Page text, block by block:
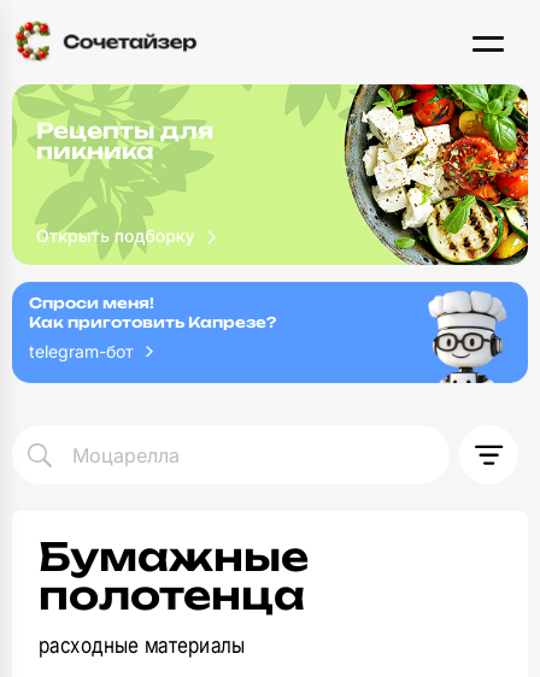
Рецепты для
пикника
Спроси меня!
Как приготовить Капрезе?
telegram-бот
Бумажные
полотенца
расходные материалы